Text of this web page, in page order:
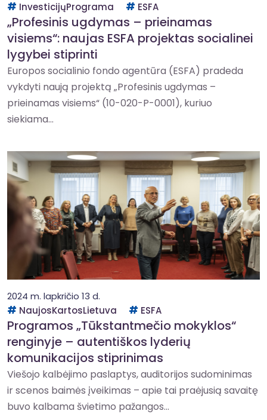
InvesticijųPrograma
ESFA
„Profesinis ugdymas – prieinamas
visiems“: naujas ESFA projektas socialinei
lygybei stiprinti
Europos socialinio fondo agentūra (ESFA) pradeda
vykdyti naują projektą „Profesinis ugdymas –
prieinamas visiems“ (10-020-P-0001), kuriuo
siekiama...
2024 m. lapkričio 13 d.
NaujosKartosLietuva
ESFA
Programos „Tūkstantmečio mokyklos“
renginyje – autentiškos lyderių
komunikacijos stiprinimas
Viešojo kalbėjimo paslaptys, auditorijos sudominimas
ir scenos baimės įveikimas – apie tai praėjusią savaitę
buvo kalbama švietimo pažangos...